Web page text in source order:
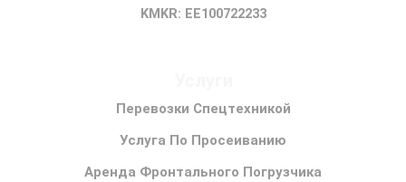
KMKR: EE100722233
Перевозки Спецтехникой
Услуга По Просеиванию
Аренда Фронтального Погрузчика